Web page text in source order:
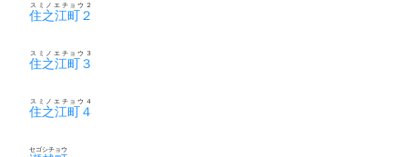
住之江町２
スミノエチョウ２
住之江町３
スミノエチョウ３
住之江町４
スミノエチョウ４
セゴシチョウ